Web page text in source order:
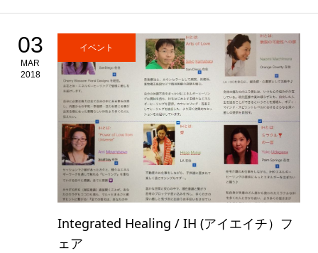
03
MAR
2018
イベント
Integrated Healing / IH (アイエイチ）フ
ェア